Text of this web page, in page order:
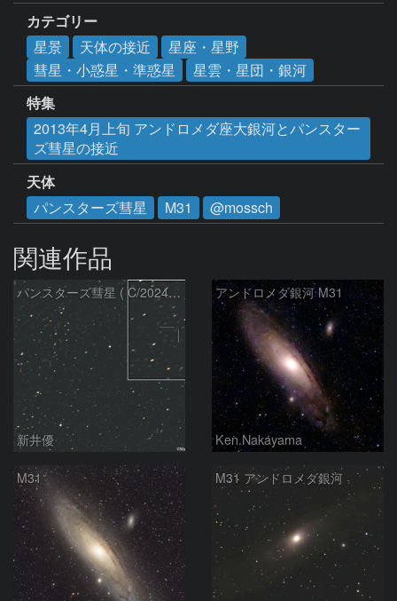
カテゴリー
星景
天体の接近
星座・星野
彗星・小惑星・準惑星
星雲・星団・銀河
特集
2013年4月上旬 アンドロメダ座大銀河とパンスター
ズ彗星の接近
天体
パンスターズ彗星
M31 @mossch
関連作品
パンスターズ彗星 ( C/2024R4 )：2026/07/27
新井優
アンドロメダ銀河 M31
Ken.Nakayama
M31 M31 アンドロメダ銀河